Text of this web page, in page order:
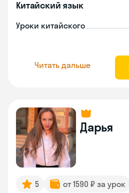
Китайский язык
Уроки китайского
Читать дальше
Дарья
5 от 1590 ₽ за урок